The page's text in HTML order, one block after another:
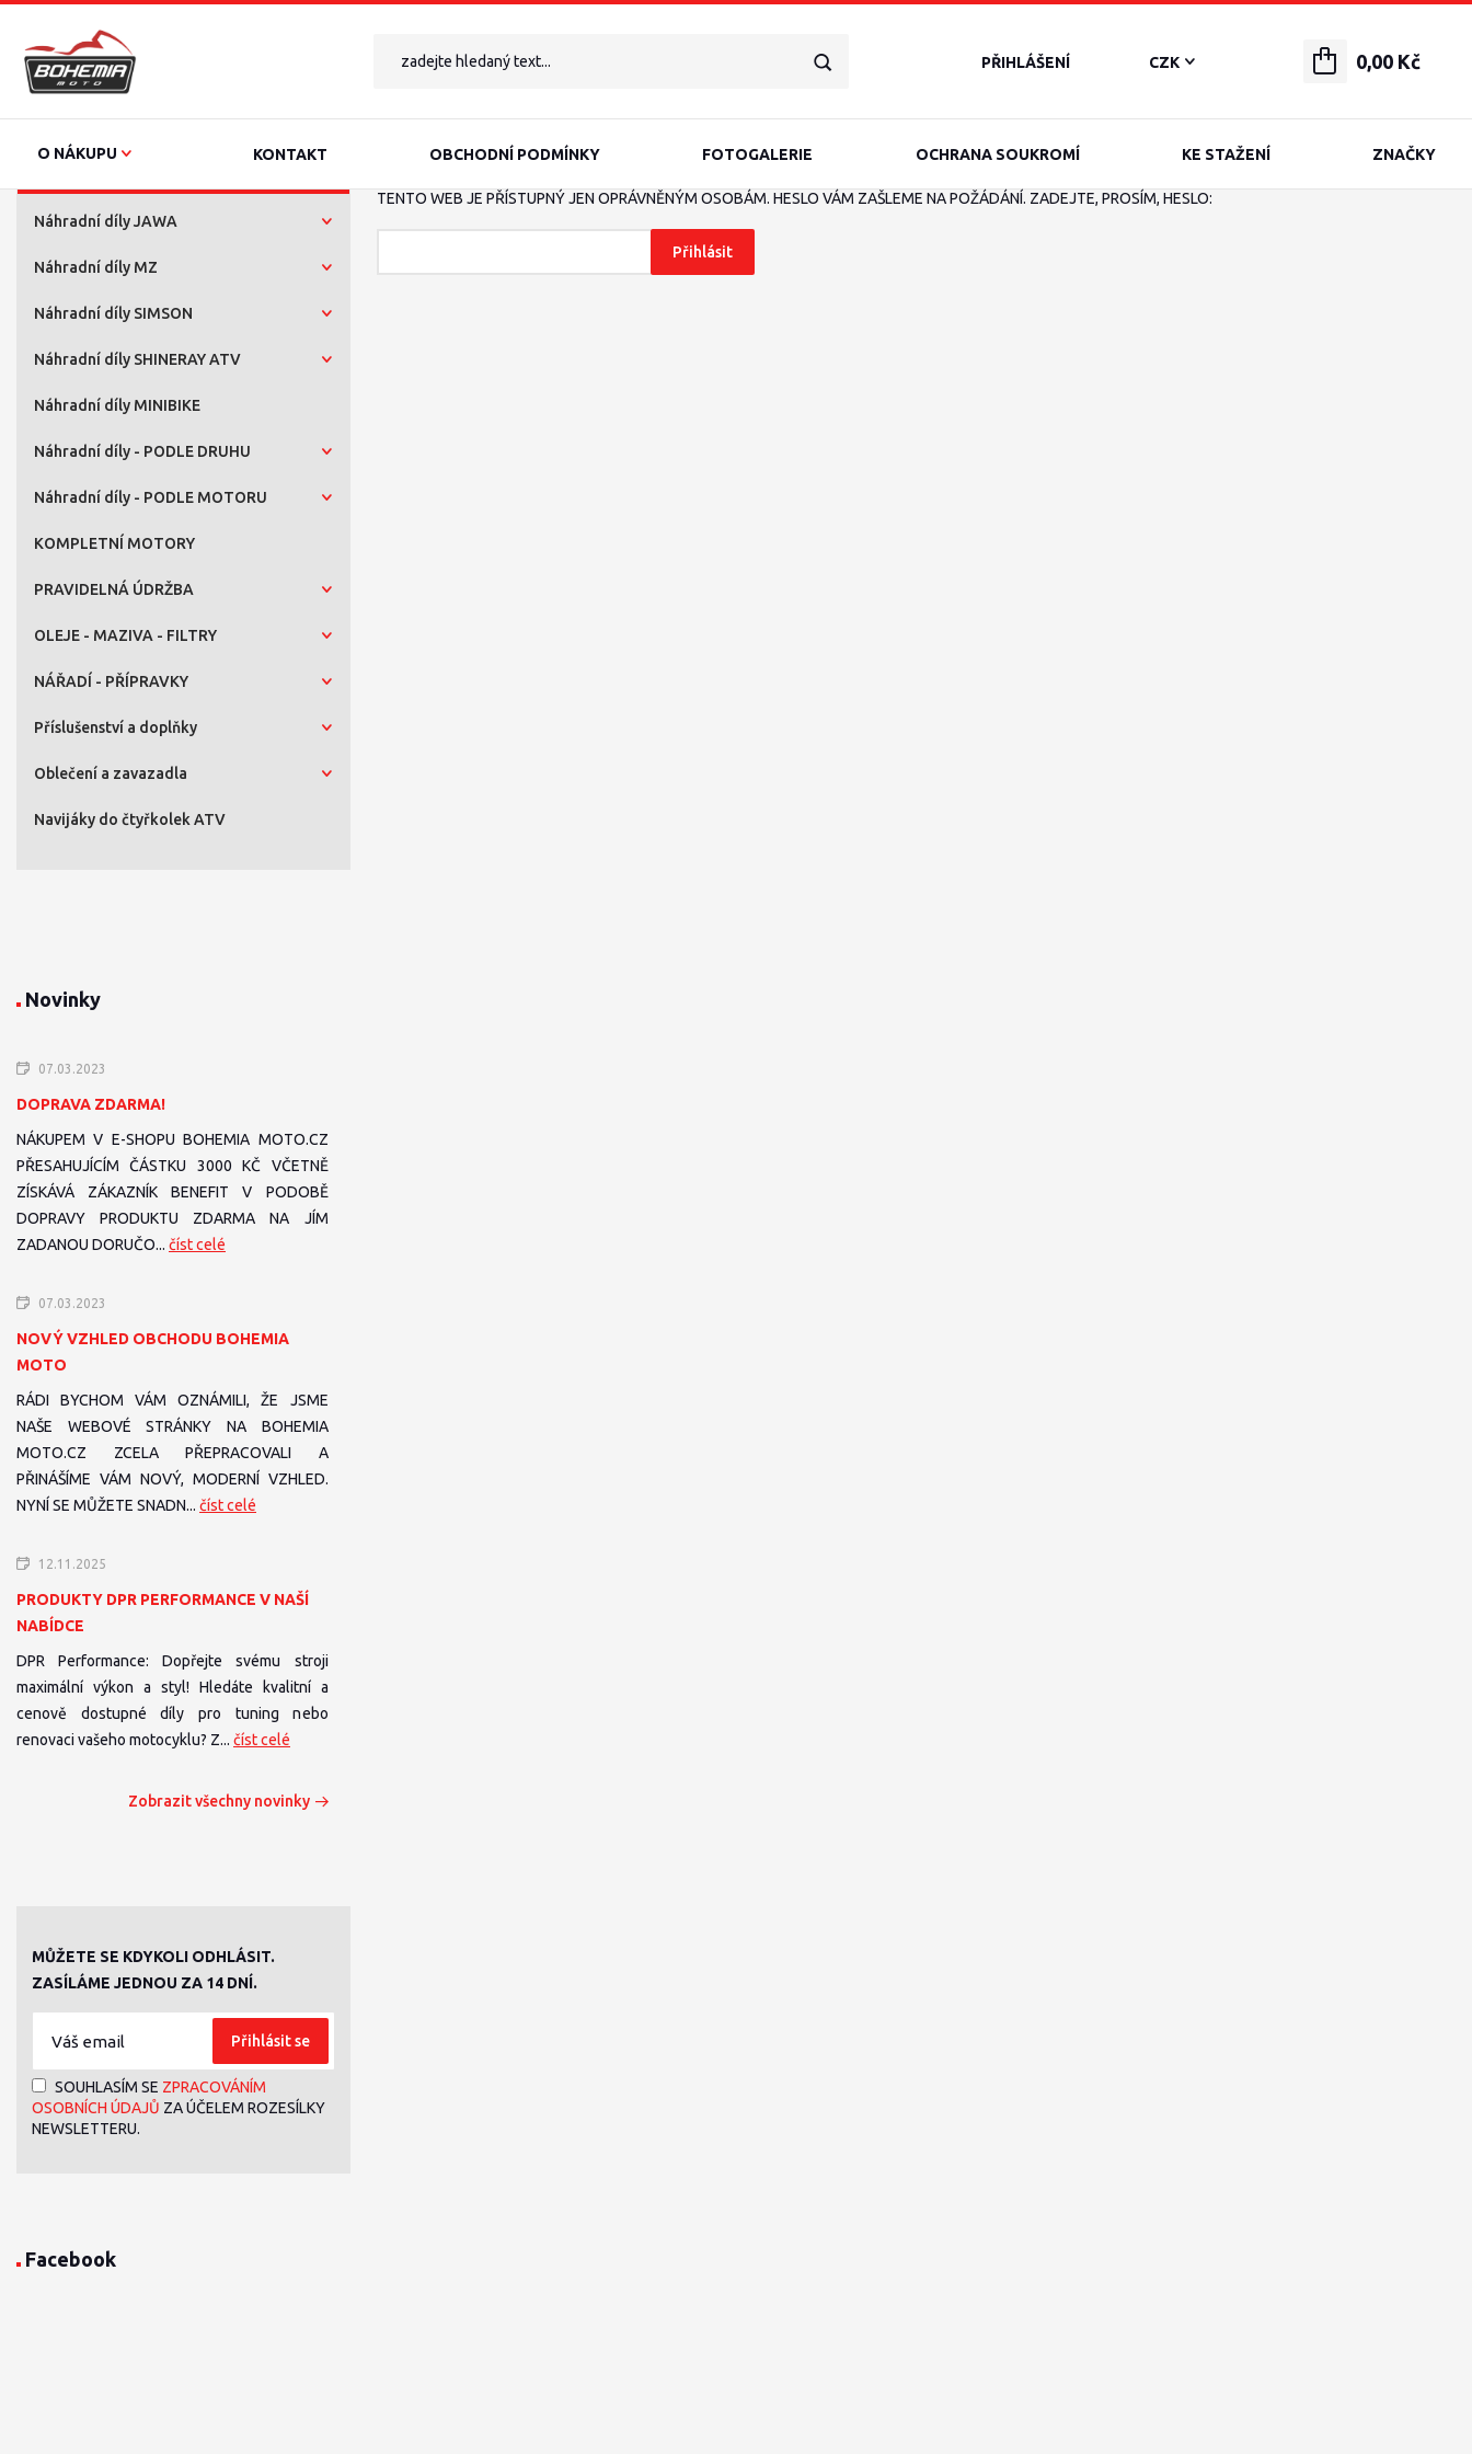
O NÁKUPU KONTAKT OBCHODNÍ PODMÍNKY FOTOGALERIE OCHRANA SOUKROMÍ KE STAŽENÍ ZNAČKY
CZK
PŘIHLÁŠENÍ 0,00 Kč
Náhradní díly JAWA
Náhradní díly MZ
Náhradní díly SIMSON
Náhradní díly SHINERAY ATV
Náhradní díly MINIBIKE
Náhradní díly - PODLE DRUHU
Náhradní díly - PODLE MOTORU
KOMPLETNÍ MOTORY
PRAVIDELNÁ ÚDRŽBA
OLEJE - MAZIVA - FILTRY
NÁŘADÍ - PŘÍPRAVKY
Příslušenství a doplňky
Oblečení a zavazadla
Navijáky do čtyřkolek ATV
Novinky
07.03.2023
DOPRAVA ZDARMA!
NÁKUPEM V E-SHOPU BOHEMIA MOTO.CZ
PŘESAHUJÍCÍM ČÁSTKU 3000 KČ VČETNĚ
ZÍSKÁVÁ ZÁKAZNÍK BENEFIT V PODOBĚ
DOPRAVY PRODUKTU ZDARMA NA JÍM
ZADANOU DORUČO... číst celé
07.03.2023
NOVÝ VZHLED OBCHODU BOHEMIA
MOTO
RÁDI BYCHOM VÁM OZNÁMILI, ŽE JSME
NAŠE WEBOVÉ STRÁNKY NA BOHEMIA
MOTO.CZ ZCELA PŘEPRACOVALI A
PŘINÁŠÍME VÁM NOVÝ, MODERNÍ VZHLED.
NYNÍ SE MŮŽETE SNADN... číst celé
12.11.2025
PRODUKTY DPR PERFORMANCE V NAŠÍ
NABÍDCE
DPR Performance: Dopřejte svému stroji
maximální výkon a styl! Hledáte kvalitní a
cenově dostupné díly pro tuning nebo
renovaci vašeho motocyklu? Z... číst celé
Zobrazit všechny novinky
MŮŽETE SE KDYKOLI ODHLÁSIT.
ZASÍLÁME JEDNOU ZA 14 DNÍ.
Přihlásit se
SOUHLASÍM SE ZPRACOVÁNÍM
OSOBNÍCH ÚDAJŮ ZA ÚČELEM ROZESÍLKY
NEWSLETTERU.
Facebook
TENTO WEB JE PŘÍSTUPNÝ JEN OPRÁVNĚNÝM OSOBÁM. HESLO VÁM ZAŠLEME NA POŽÁDÁNÍ. ZADEJTE, PROSÍM, HESLO: